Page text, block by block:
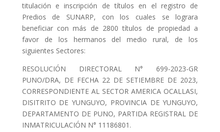
titulación e inscripción de títulos en el registro de
Predios de SUNARP, con los cuales se lograra
beneficiar con más de 2800 títulos de propiedad a
favor de los hermanos del medio rural, de los
siguientes Sectores:
RESOLUCIÓN DIRECTORAL N° 699-2023-GR
PUNO/DRA, DE FECHA 22 DE SETIEMBRE DE 2023,
CORRESPONDIENTE AL SECTOR AMERICA OCALLASI,
DISITRITO DE YUNGUYO, PROVINCIA DE YUNGUYO,
DEPARTAMENTO DE PUNO, PARTIDA REGISTRAL DE
INMATRICULACIÓN N° 11186801.